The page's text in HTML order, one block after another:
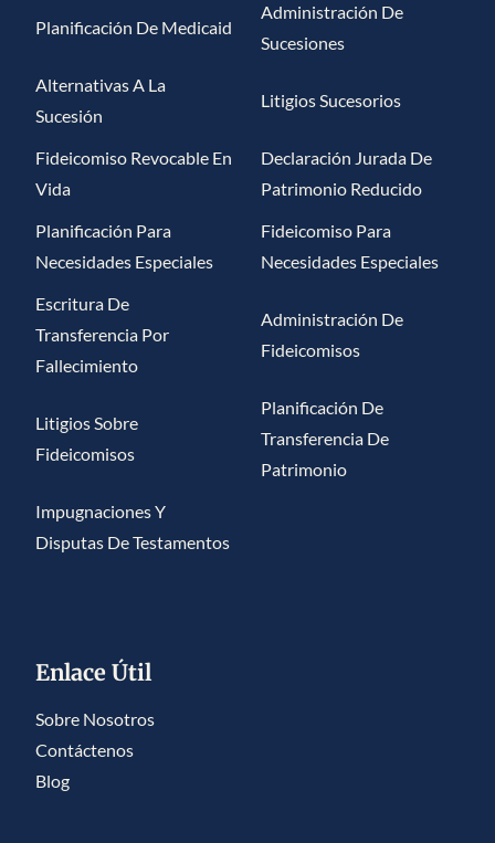
Planificación De Medicaid
Administración De
Sucesiones
Alternativas A La
Sucesión
Litigios Sucesorios
Fideicomiso Revocable En
Vida
Declaración Jurada De
Patrimonio Reducido
Planificación Para
Necesidades Especiales
Fideicomiso Para
Necesidades Especiales
Escritura De
Transferencia Por
Fallecimiento
Administración De
Fideicomisos
Litigios Sobre
Fideicomisos
Planificación De
Transferencia De
Patrimonio
Impugnaciones Y
Disputas De Testamentos
Enlace Útil
Sobre Nosotros
Contáctenos
Blog